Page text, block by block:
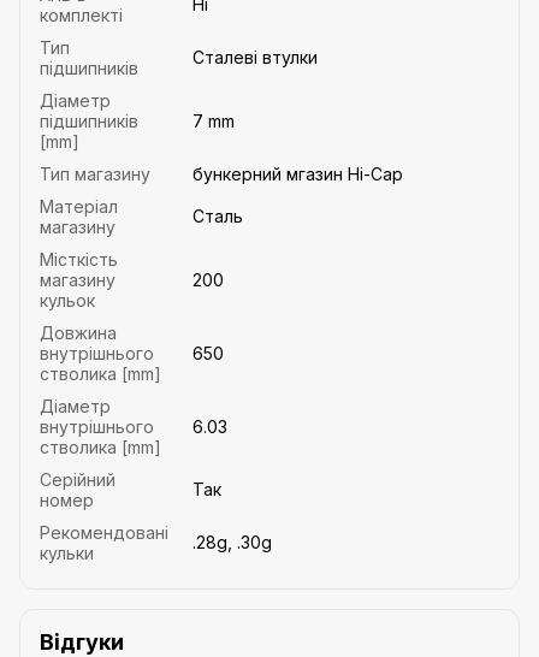
комплекті
Ні
Тип
підшипників
Сталеві втулки
Діаметр
підшипників
[mm]
7 mm
Тип магазину
бункерний мгазин Hi-Cap
Матеріал
магазину
Сталь
Місткість
магазину
кульок
200
Довжина
внутрішнього
стволика [mm]
650
Діаметр
внутрішнього
стволика [mm]
6.03
Серійний
номер
Так
Рекомендовані
кульки
.28g, .30g
Відгуки